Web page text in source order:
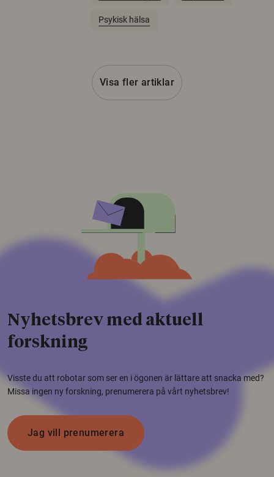
Psykisk hälsa
Visa fler artiklar
Nyhetsbrev med aktuell
forskning
Visste du att robotar som ser en i ögonen är lättare att snacka med?
Missa ingen ny forskning, prenumerera på vårt nyhetsbrev!
Jag vill prenumerera